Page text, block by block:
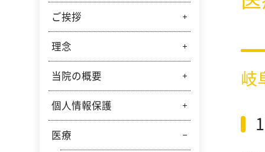
岐
当院からのお知らせ
ご寄附のお願い
ご挨拶
病院事業管理者からのご挨拶
病院長からのご挨拶
理念
岐阜市民病院の理念
看護部の理念と基本方針
当院の概要
病院概要
個人情報保護
医療